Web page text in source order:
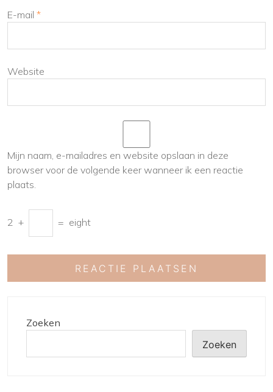
E-mail *
Website
Mijn naam, e-mailadres en website opslaan in deze
browser voor de volgende keer wanneer ik een reactie
plaats.
2 + = eight
Zoeken
Zoeken